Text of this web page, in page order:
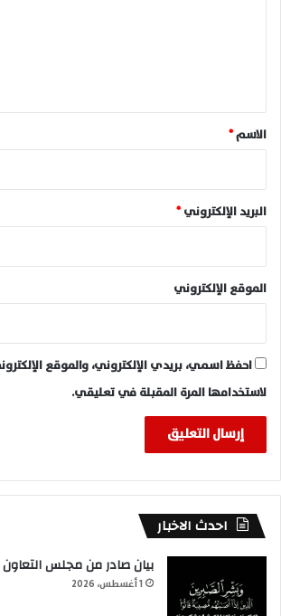
*
الاسم*
البريد الإلكتروني*
الموقع الإلكتروني
احفظ اسمي، بريدي الإلكتروني، والموقع
لاستخدامها المرة المقبلة في تعليقي.
احدث الاخبار
بيان صادر من مجلس التعاون
1 أغسطس، 2026